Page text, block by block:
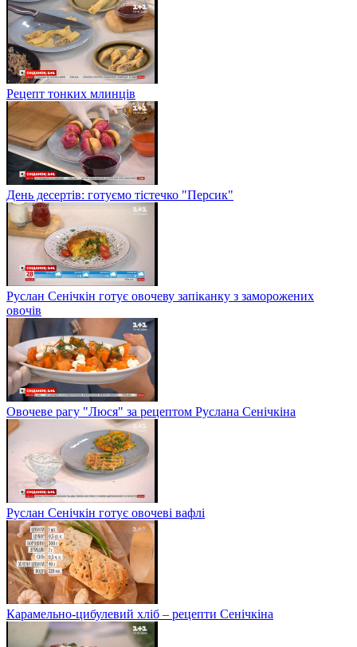
Рецепт тонких млинців
День десертів: готуємо тістечко "Персик"
Руслан Сенічкін готує овочеву запіканку з заморожених
овочів
Овочеве рагу "Люся" за рецептом Руслана Сенічкіна
Руслан Сенічкін готує овочеві вафлі
Карамельно-цибулевий хліб – рецепти Сенічкіна